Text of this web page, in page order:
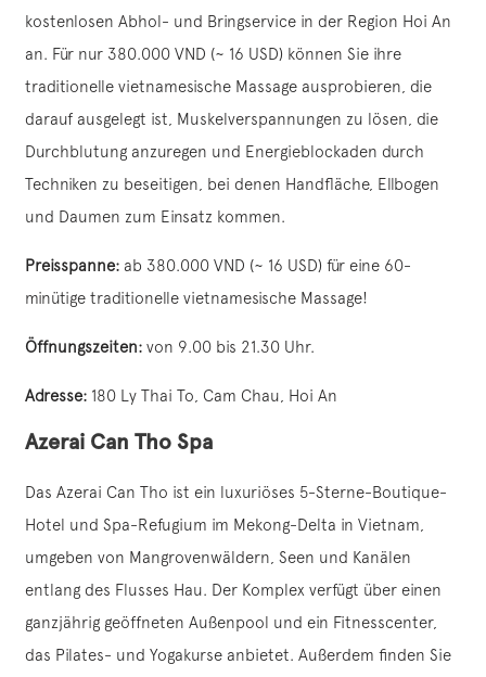
kostenlosen Abhol- und Bringservice in der Region Hoi An
an. Für nur 380.000 VND (~ 16 USD) können Sie ihre
traditionelle vietnamesische Massage ausprobieren, die
darauf ausgelegt ist, Muskelverspannungen zu lösen, die
Durchblutung anzuregen und Energieblockaden durch
Techniken zu beseitigen, bei denen Handfläche, Ellbogen
und Daumen zum Einsatz kommen.
Preisspanne: ab 380.000 VND (~ 16 USD) für eine 60-
minütige traditionelle vietnamesische Massage!
Öffnungszeiten: von 9.00 bis 21.30 Uhr.
Adresse: 180 Ly Thai To, Cam Chau, Hoi An
Azerai Can Tho Spa
Das Azerai Can Tho ist ein luxuriöses 5-Sterne-Boutique-
Hotel und Spa-Refugium im Mekong-Delta in Vietnam,
umgeben von Mangrovenwäldern, Seen und Kanälen
entlang des Flusses Hau. Der Komplex verfügt über einen
ganzjährig geöffneten Außenpool und ein Fitnesscenter,
das Pilates- und Yogakurse anbietet. Außerdem finden Sie